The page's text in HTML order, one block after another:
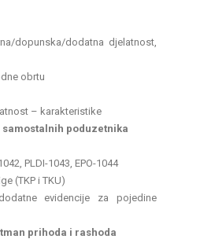
dopunska/dodatna djelatnost,
obrtu
– karakteristike
poduzetnika
PLDI-1043, EPO-1044
(TKP i TKU)
evidencije za pojedine
prihoda i rashoda